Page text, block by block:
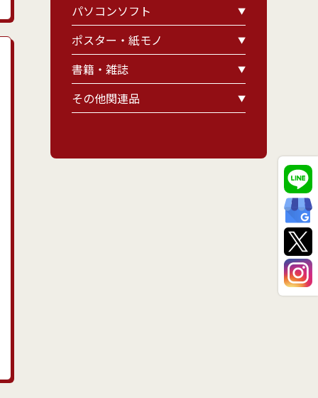
パソコンソフト
ポスター・紙モノ
書籍・雑誌
その他関連品